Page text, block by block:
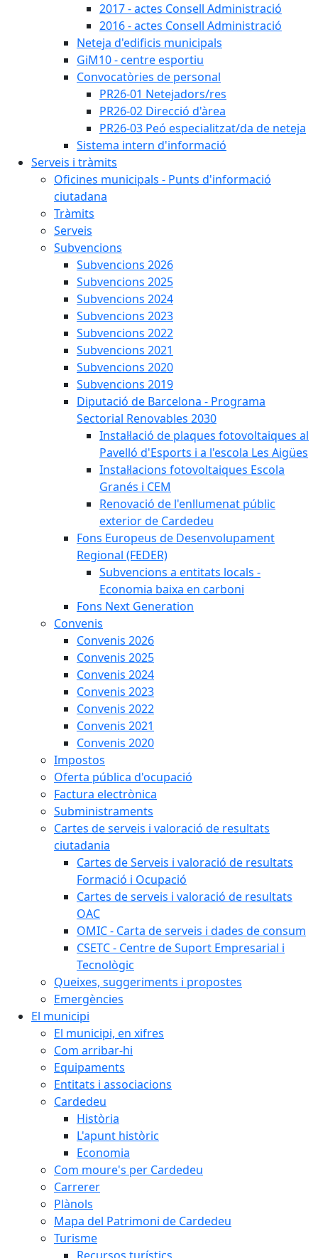
2017 - actes Consell Administració
2016 - actes Consell Administració
Neteja d'edificis municipals
GiM10 - centre esportiu
Convocatòries de personal
PR26-01 Netejadors/res
PR26-02 Direcció d'àrea
PR26-03 Peó especialitzat/da de neteja
Sistema intern d'informació
Serveis i tràmits
Oficines municipals - Punts d'informació
ciutadana
Tràmits
Serveis
Subvencions
Subvencions 2026
Subvencions 2025
Subvencions 2024
Subvencions 2023
Subvencions 2022
Subvencions 2021
Subvencions 2020
Subvencions 2019
Diputació de Barcelona - Programa
Sectorial Renovables 2030
Instal·lació de plaques fotovoltaiques al
Pavelló d'Esports i a l'escola Les Aigües
Instal·lacions fotovoltaiques Escola
Granés i CEM
Renovació de l'enllumenat públic
exterior de Cardedeu
Fons Europeus de Desenvolupament
Regional (FEDER)
Subvencions a entitats locals -
Economia baixa en carboni
Fons Next Generation
Convenis
Convenis 2026
Convenis 2025
Convenis 2024
Convenis 2023
Convenis 2022
Convenis 2021
Convenis 2020
Impostos
Oferta pública d'ocupació
Factura electrònica
Subministraments
Cartes de serveis i valoració de resultats
ciutadania
Cartes de Serveis i valoració de resultats
Formació i Ocupació
Cartes de serveis i valoració de resultats
OAC
OMIC - Carta de serveis i dades de consum
CSETC - Centre de Suport Empresarial i
Tecnològic
Queixes, suggeriments i propostes
Emergències
El municipi
El municipi, en xifres
Com arribar-hi
Equipaments
Entitats i associacions
Cardedeu
Història
L'apunt històric
Economia
Com moure's per Cardedeu
Carrerer
Plànols
Mapa del Patrimoni de Cardedeu
Turisme